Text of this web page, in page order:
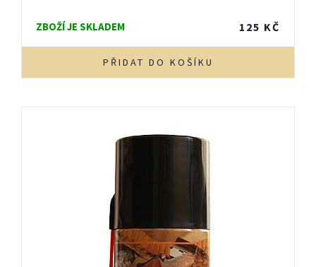
ZBOŽÍ JE SKLADEM 125 KČ
PŘIDAT DO KOŠÍKU